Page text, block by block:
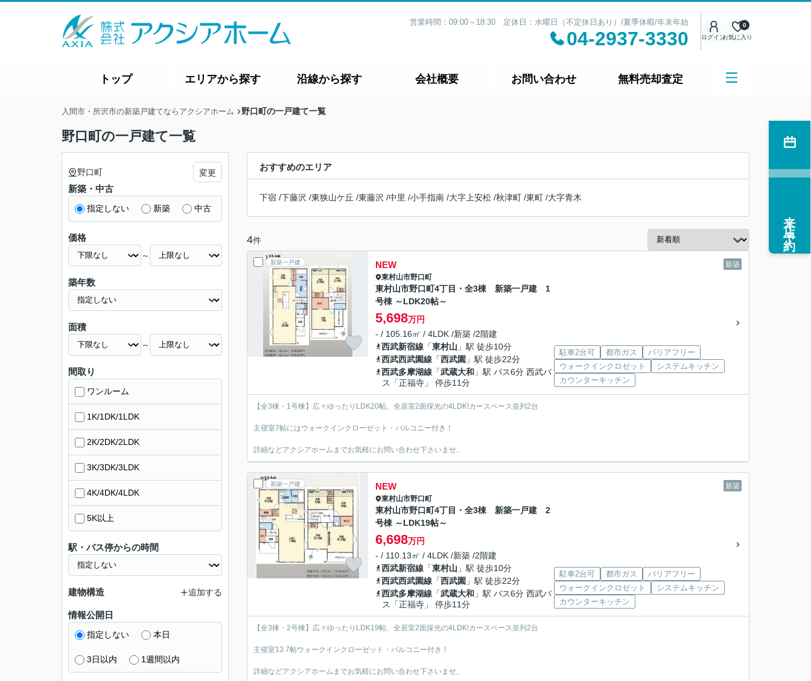
営業時間：09:00～18:30 定休日：水曜日（不定休日あり）/夏季休暇/年末年始
04-2937-3330 ログインお気に入り
0
トップ エリアから探す 沿線から探す 会社概要 お問い合わせ 無料売却査定
入間市・所沢市の新築戸建てならアクシアホーム 野口町の一戸建て一覧
野口町の一戸建て一覧
おすすめのエリア
下宿 /下藤沢 /東狭山ケ丘 /東藤沢 /中里 /小手指南 /大字上安松 /秋津町 /東町 /大字青木
4件
新築一戸建 新築
NEW
東村山市野口町
東村山市野口町4丁目・全3棟 新築一戸建 1
号棟 ～LDK20帖～
5,698万円
- / 105.16㎡ / 4LDK /新築 /2階建
西武新宿線 「東村山 」駅 徒歩10分
西武西武園線 「西武園 」駅 徒歩22分
西武多摩湖線 「武蔵大和 」駅 バス6分 西武バ
ス「正福寺」 停歩11分
駐車2台可 都市ガス
バリアフリー
ウォークインクロゼット
システムキッチン
カウンターキッチン
【全3棟・1号棟】広々ゆったりLDK20帖、全居室2面採光の4LDK!カースペース並列2台
主寝室7帖にはウォークインクローゼット・バルコニー付き！
詳細などアクシアホームまでお気軽にお問い合わせ下さいませ。
新築一戸建 新築
NEW
東村山市野口町
東村山市野口町4丁目・全3棟 新築一戸建 2
号棟 ～LDK19帖～
6,698万円
- / 110.13㎡ / 4LDK /新築 /2階建
西武新宿線 「東村山 」駅 徒歩10分
西武西武園線 「西武園 」駅 徒歩22分
西武多摩湖線 「武蔵大和 」駅 バス6分 西武バ
ス「正福寺」 停歩11分
駐車2台可 都市ガス
バリアフリー
ウォークインクロゼット
システムキッチン
カウンターキッチン
【全3棟・2号棟】広々ゆったりLDK19帖、全居室2面採光の4LDK!カースペース並列2台
主寝室13.7帖ウォークインクローゼット・バルコニー付き！
詳細などアクシアホームまでお気軽にお問い合わせ下さいませ。
野口町 変更
新築・中古
指定しない 新築 中古
価格
～
築年数
面積
～
間取り
ワンルーム
1K/1DK/1LDK
2K/2DK/2LDK
3K/3DK/3LDK
4K/4DK/4LDK
5K以上
駅・バス停からの時間
建物構造 追加する
情報公開日
指定しない 本日
3日以内 1週間以内
来店予約